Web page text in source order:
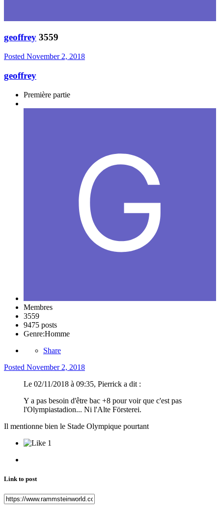
geoffrey 3559
Posted November 2, 2018
geoffrey
Première partie
Membres
3559
9475 posts
Genre:Homme
Share
Posted November 2, 2018
Le 02/11/2018 à 09:35, Pierrick a dit :
Y a pas besoin d'être bac +8 pour voir que c'est pas
l'Olympiastadion... Ni l'Alte Försterei .
Il mentionne bien le Stade Olympique pourtant
1
Link to post